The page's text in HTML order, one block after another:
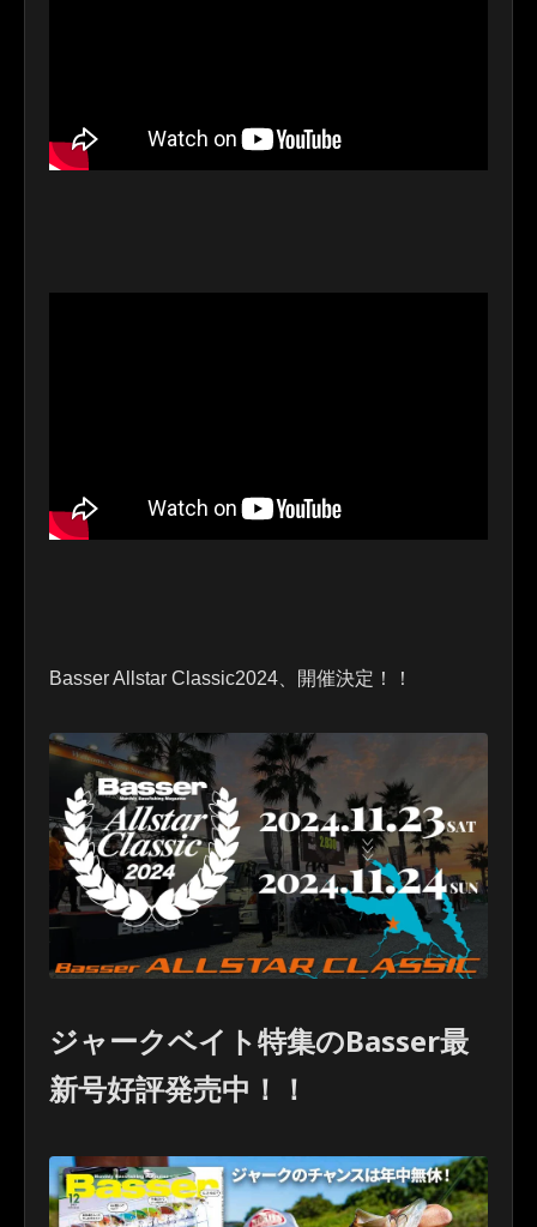
Basser Allstar Classic2024、開催決定！！
ジャークベイト特集のBasser最
新号好評発売中！！